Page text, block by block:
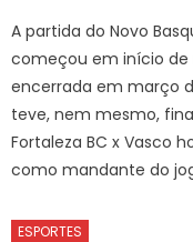
A partida do Novo
começou em início
encerrada em março
teve, nem mesmo,
Fortaleza BC x Vasco
como mandante do
ESPORTES